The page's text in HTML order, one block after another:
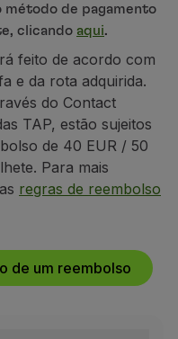
método de pagamento
clicando aqui.
feito de acordo com
e da rota adquirida.
do Contact
TAP, estão sujeitos
de 40 EUR / 50
Para mais
regras de reembolso
de um reembolso